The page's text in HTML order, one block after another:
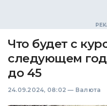
Что будет с
следующем
до 45
24.09.2024, 08:02 — Валюта